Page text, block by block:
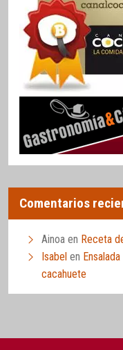
Comentarios
Ainoa en Receta
Isabel en
cacahuete